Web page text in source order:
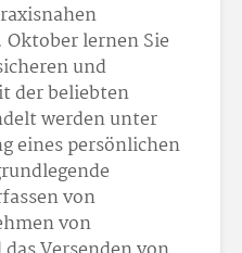
lernen Sie
und
der beliebten
werden unter
eines persönlichen
von
von